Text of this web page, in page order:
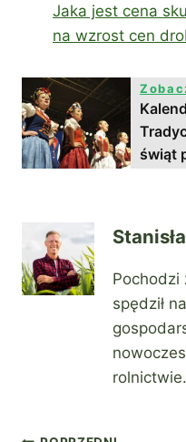
Jaka jest cena
na wzrost cen
świąt
Pochodzi
spędził
rolnictwie.